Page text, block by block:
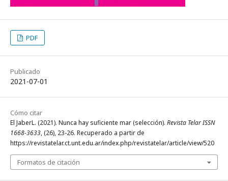
PDF
Publicado
2021-07-01
Cómo citar
El JaberL. (2021). Nunca hay suficiente mar (selección). Revista Telar ISSN
1668-3633, (26), 23-26. Recuperado a partir de
https://revistatelar.ct.unt.edu.ar/index.php/revistatelar/article/view/520
Formatos de citación